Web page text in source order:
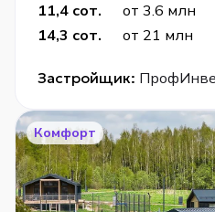
11,4 сот.
от 3.6 млн
14,3 сот.
от 21 млн
Застройщик:
Комфорт